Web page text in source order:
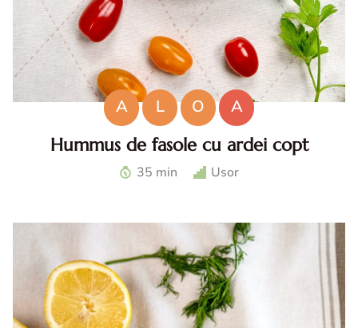
A L O
A
Hummus de fasole cu ardei copt
Hummus de fasole cu ardei. Reteta de hummus de fasole
35 min Usor